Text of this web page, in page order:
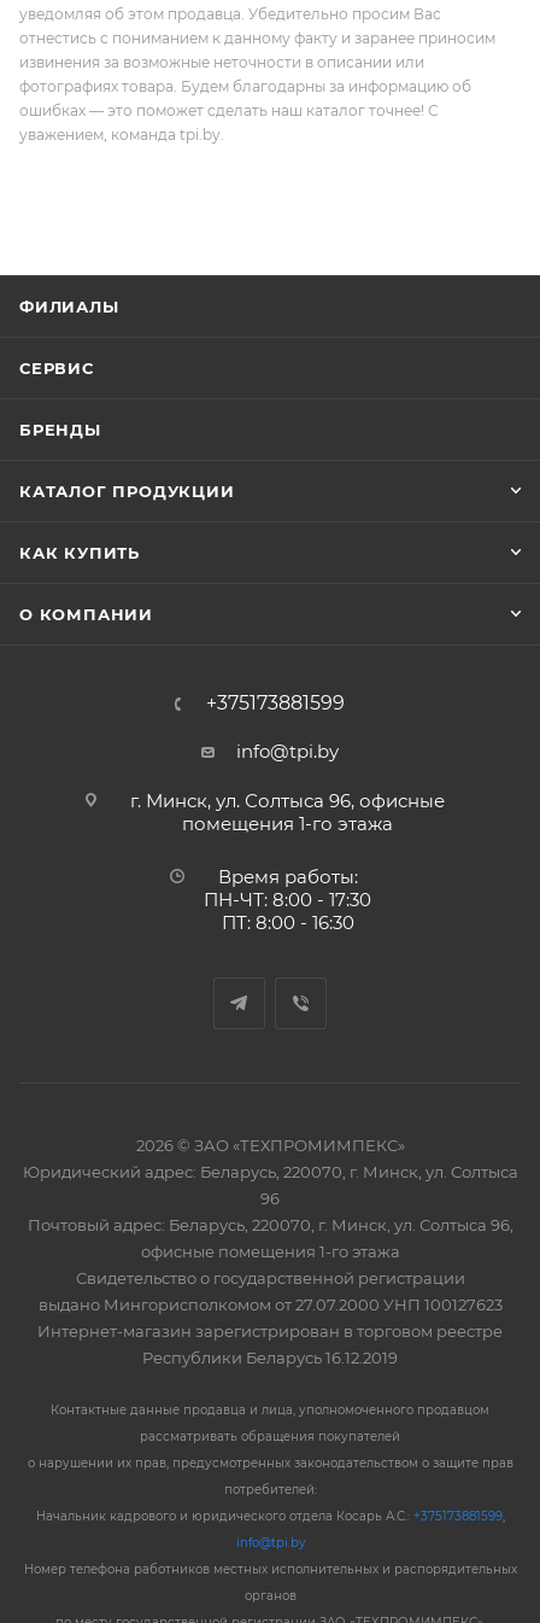
уведомляя об этом продавца. Убедительно просим Вас
отнестись с пониманием к данному факту и заранее приносим
извинения за возможные неточности в описании или
фотографиях товара. Будем благодарны за информацию об
ошибках — это поможет сделать наш каталог точнее! С
уважением, команда tpi.by.
ФИЛИАЛЫ
СЕРВИС
БРЕНДЫ
КАТАЛОГ ПРОДУКЦИИ
КАК КУПИТЬ
О КОМПАНИИ
+375173881599
info@tpi.by
г. Минск, ул. Солтыса 96, офисные
помещения 1-го этажа
Время работы:
ПН-ЧТ: 8:00 - 17:30
ПТ: 8:00 - 16:30
2026 © ЗАО «ТЕХПРОМИМПЕКС»
Юридический адрес: Беларусь, 220070, г. Минск, ул. Солтыса
96
Почтовый адрес: Беларусь, 220070, г. Минск, ул. Солтыса 96,
офисные помещения 1-го этажа
Свидетельство о государственной регистрации
выдано Мингорисполкомом от 27.07.2000 УНП 100127623
Интернет-магазин зарегистрирован в торговом реестре
Республики Беларусь 16.12.2019
Контактные данные продавца и лица, уполномоченного продавцом
рассматривать обращения покупателей
о нарушении их прав, предусмотренных законодательством о защите прав
потребителей:
Начальник кадрового и юридического отдела Косарь А.С.: +375173881599,
info@tpi.by
Номер телефона работников местных исполнительных и распорядительных
органов